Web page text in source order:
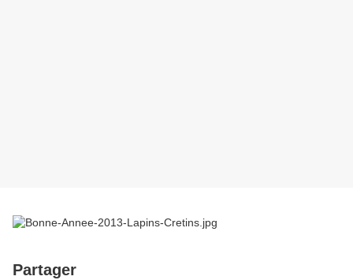
Partager